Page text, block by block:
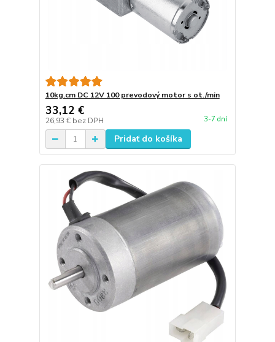
10kg.cm DC 12V 100 prevodový motor s ot./min
33,12 €
26,93 € bez DPH 3-7 dní
Pridať do košíka